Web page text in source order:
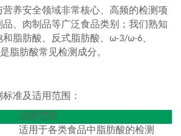
养安全领域非常核心、高频的检测项
品、肉制品等广泛食品类别；我们熟知
脂肪酸、反式脂肪酸、ω-3/ω-6、
是脂肪酸常见检测成分。
准及适用范围：
适用范围
适用于各类食品中脂肪酸的检测